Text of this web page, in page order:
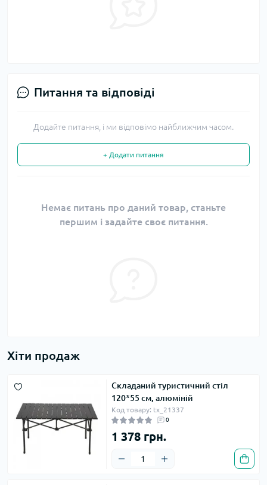
Питання та відповіді
Додайте питання, і ми відповімо найближчим часом.
+ Додати питання
Немає питань про даний товар, станьте
першим і задайте своє питання.
Хіти продаж
Складаний туристичний стіл
120*55 см, алюміній
Код товару: tx_21337
0
1 378 грн.